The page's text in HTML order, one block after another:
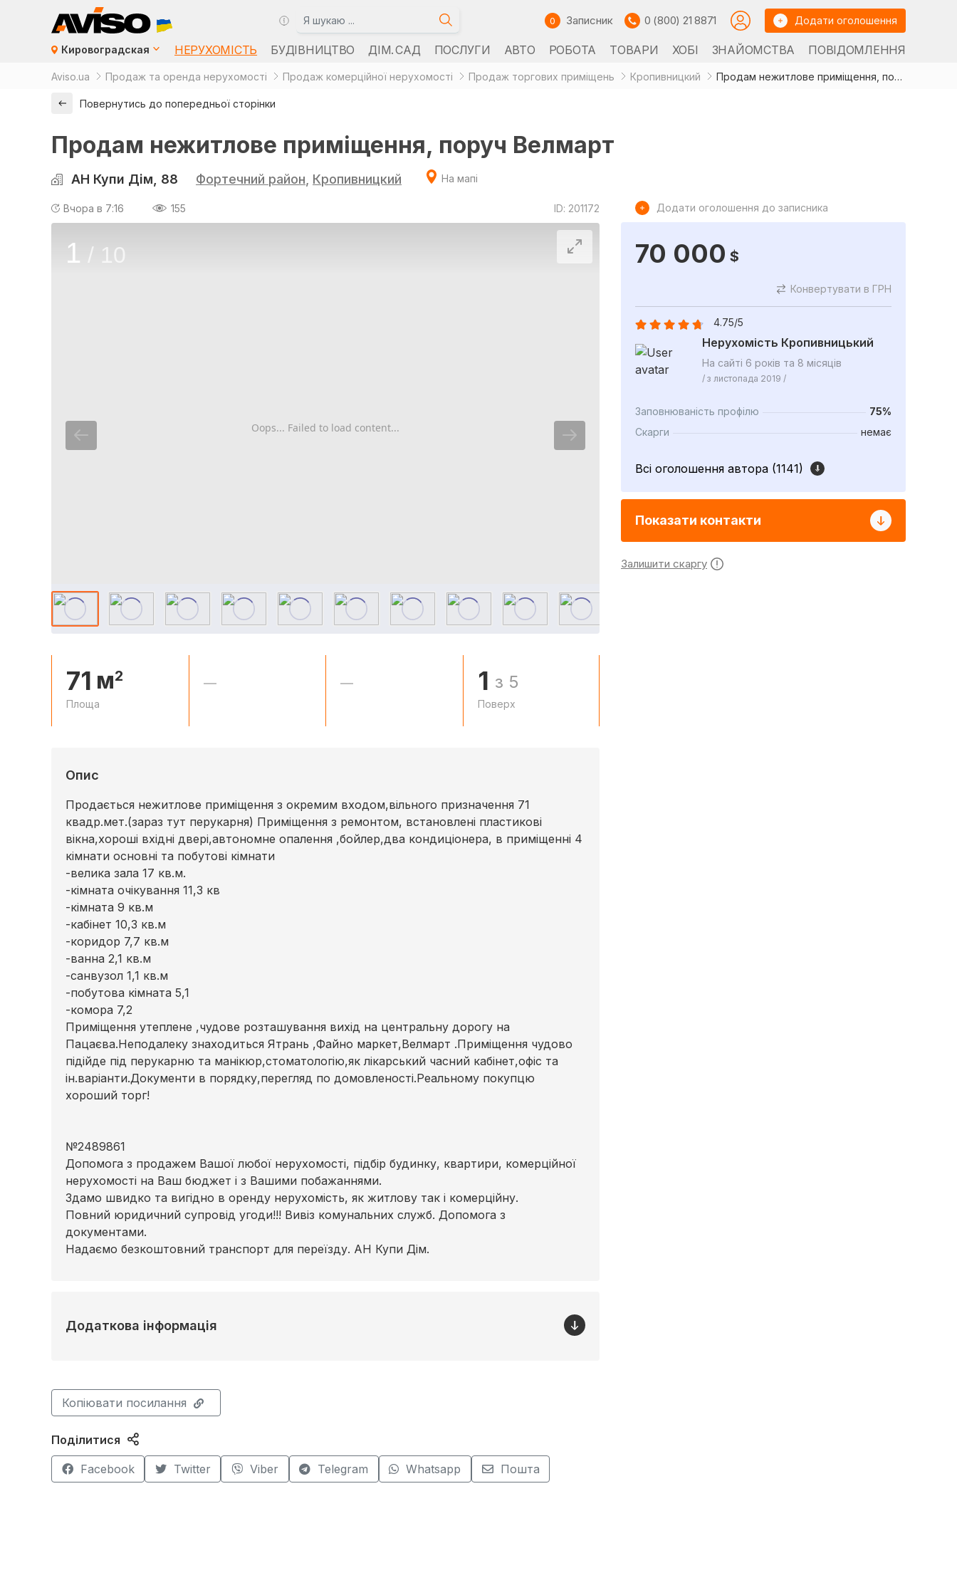
0 Записник 0 (800) 21 8871 Додати оголошення
Кировоградская НЕРУХОМІСТЬ БУДІВНИЦТВО ДІМ. САД ПОСЛУГИ АВТО РОБОТА ТОВАРИ ХОБІ ЗНАЙОМСТВА ПОВІДОМЛЕННЯ
Aviso.ua Продаж та оренда нерухомості Продаж комерційної нерухомості Продаж торгових приміщень Кропивницкий Продам нежитлове приміщення, поруч Велмарт
Повернутись до попередньої сторінки
Продам нежитлове приміщення, поруч Велмарт
АН Купи Дім, 88 Фортечний район Кропивницкий На мапі
Вчора в 7:16 155 ID: 201172
Oops... Failed to load content...
1 / 10
71 м2
Площа
— — 1 з 5
Поверх
Опис
Продається нежитлове приміщення з окремим входом,вільного призначення 71
квадр.мет.(зараз тут перукарня) Приміщення з ремонтом, встановлені пластикові
вікна,хороші вхідні двері,автономне опалення ,бойлер,два кондиціонера, в приміщенні 4
кімнати основні та побутові кімнати
-велика зала 17 кв.м.
-кімната очікування 11,3 кв
-кімната 9 кв.м
-кабінет 10,3 кв.м
-коридор 7,7 кв.м
-ванна 2,1 кв.м
-санвузол 1,1 кв.м
-побутова кімната 5,1
-комора 7,2
Приміщення утеплене ,чудове розташування вихід на центральну дорогу на
Пацаєва.Неподалеку знаходиться Ятрань ,Файно маркет,Велмарт .Приміщення чудово
підійде під перукарню та манікюр,стоматологію,як лікарський часний кабінет,офіс та
ін.варіанти.Документи в порядку,перегляд по домовленості.Реальному покупцю
хороший торг!
№2489861
Допомога з продажем Вашої любої нерухомості, підбір будинку, квартири, комерційної
нерухомості на Ваш бюджет і з Вашими побажаннями.
Здамо швидко та вигідно в оренду нерухомість, як житлову так і комерційну.
Повний юридичний супровід угоди!!! Вивіз комунальних служб. Допомога з
документами.
Надаємо безкоштовний транспорт для переїзду. АН Купи Дім.
Додаткова інформація
Копіювати посилання
Поділитися
Facebook Twitter Viber Telegram Whatsapp Пошта
Додати оголошення до записника
70 000 $
Конвертувати в ГРН
4.75/5
Нерухомість Кропивницький
На сайті 6 років та 8 місяців
/ з листопада 2019 /
Заповнюваність профілю
75%
Скарги
немає
Всі оголошення автора (1141)
Показати контакти
Залишити скаргу